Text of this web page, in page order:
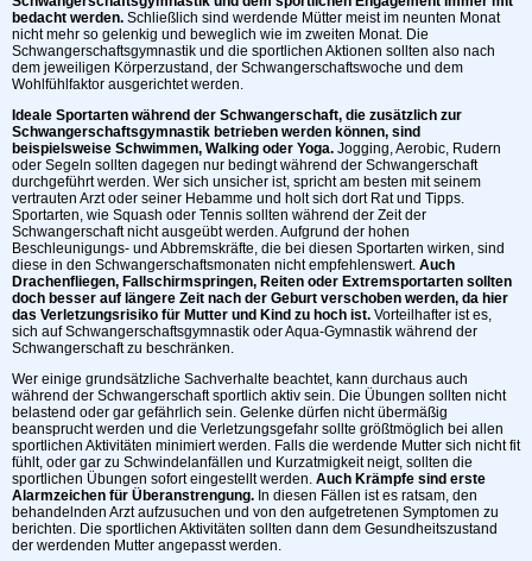
bedacht werden. Schließlich sind werdende Mütter meist im neunten Monat
nicht mehr so gelenkig und beweglich wie im zweiten Monat. Die
Schwangerschaftsgymnastik und die sportlichen Aktionen sollten also nach
dem jeweiligen Körperzustand, der Schwangerschaftswoche und dem
Wohlfühlfaktor ausgerichtet werden.
Ideale Sportarten während der Schwangerschaft, die zusätzlich zur
Schwangerschaftsgymnastik betrieben werden können, sind
beispielsweise Schwimmen, Walking oder Yoga. Jogging, Aerobic, Rudern
oder Segeln sollten dagegen nur bedingt während der Schwangerschaft
durchgeführt werden. Wer sich unsicher ist, spricht am besten mit seinem
vertrauten Arzt oder seiner Hebamme und holt sich dort Rat und Tipps.
Sportarten, wie Squash oder Tennis sollten während der Zeit der
Schwangerschaft nicht ausgeübt werden. Aufgrund der hohen
Beschleunigungs- und Abbremskräfte, die bei diesen Sportarten wirken, sind
diese in den Schwangerschaftsmonaten nicht empfehlenswert. Auch
Drachenfliegen, Fallschirmspringen, Reiten oder Extremsportarten sollten
doch besser auf längere Zeit nach der Geburt verschoben werden, da hier
das Verletzungsrisiko für Mutter und Kind zu hoch ist. Vorteilhafter ist es,
sich auf Schwangerschaftsgymnastik oder Aqua-Gymnastik während der
Schwangerschaft zu beschränken.
Wer einige grundsätzliche Sachverhalte beachtet, kann durchaus auch
während der Schwangerschaft sportlich aktiv sein. Die Übungen sollten nicht
belastend oder gar gefährlich sein. Gelenke dürfen nicht übermäßig
beansprucht werden und die Verletzungsgefahr sollte größtmöglich bei allen
sportlichen Aktivitäten minimiert werden. Falls die werdende Mutter sich nicht fit
fühlt, oder gar zu Schwindelanfällen und Kurzatmigkeit neigt, sollten die
sportlichen Übungen sofort eingestellt werden. Auch Krämpfe sind erste
Alarmzeichen für Überanstrengung. In diesen Fällen ist es ratsam, den
behandelnden Arzt aufzusuchen und von den aufgetretenen Symptomen zu
berichten. Die sportlichen Aktivitäten sollten dann dem Gesundheitszustand
der werdenden Mutter angepasst werden.